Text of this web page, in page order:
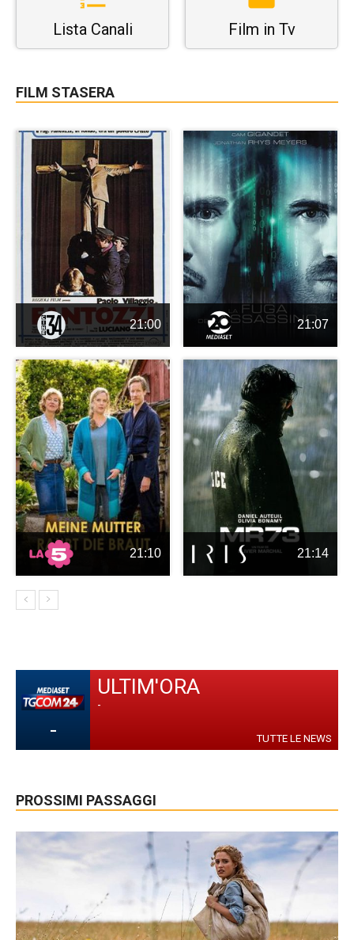
Lista Canali Film in Tv
FILM STASERA
21:00 21:07
21:10 21:14
-
ULTIM'ORA
-
TUTTE LE NEWS
PROSSIMI PASSAGGI